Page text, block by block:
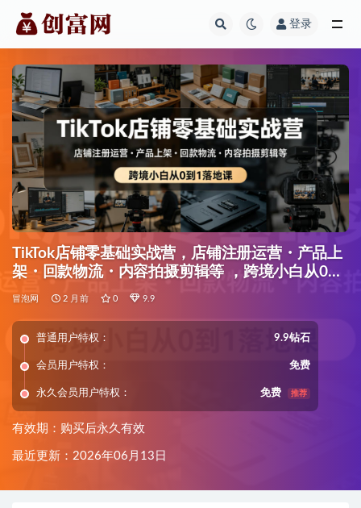
登录
TikTok店铺零基础实战营，店铺注册运营・产品上
架・回款物流・内容拍摄剪辑等 ，跨境小白从0到
冒泡网 2 月前 0 9.9
普通用户特权： 9.9钻石
会员用户特权： 免费
永久会员用户特权： 免费 推荐
有效期：购买后永久有效
最近更新：2026年06月13日